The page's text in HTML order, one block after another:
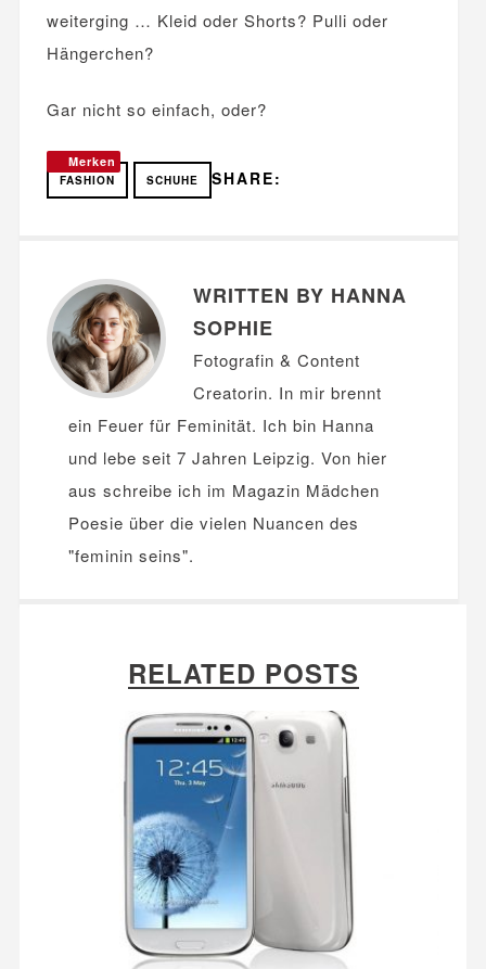
weiterging … Kleid oder Shorts? Pulli oder
Hängerchen?
Gar nicht so einfach, oder?
Merken
FASHION SCHUHE SHARE:
WRITTEN BY HANNA
SOPHIE
Fotografin & Content
Creatorin. In mir brennt
ein Feuer für Feminität. Ich bin Hanna
und lebe seit 7 Jahren Leipzig. Von hier
aus schreibe ich im Magazin Mädchen
Poesie über die vielen Nuancen des
"feminin seins".
RELATED POSTS